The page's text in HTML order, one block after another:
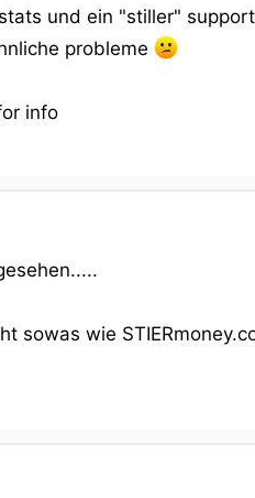
und ein "stiller"
probleme
info
sowas wie